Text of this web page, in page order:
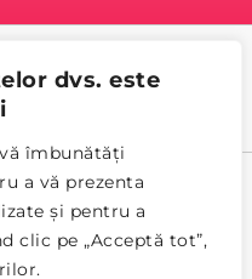
dvs. este
îmbunătăți
a vă prezenta
și pentru a
clic pe „Acceptă tot”,
și condiții